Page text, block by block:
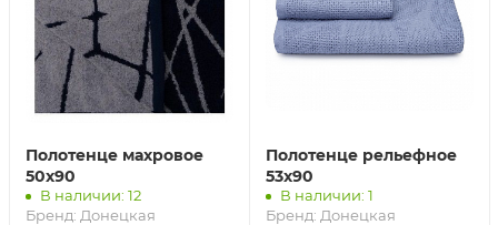
Полотенце махровое
50х90
В наличии: 12
Бренд: Донецкая
Полотенце рельефное
53х90
В наличии: 1
Бренд: Донецкая